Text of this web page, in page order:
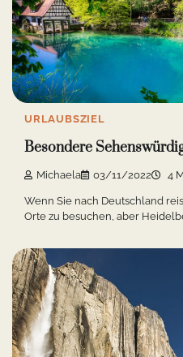
URLAUBSZIEL
Besondere
Michaela 03/11/2022 4
Wenn Sie nach Deutschland
Orte zu besuchen, aber